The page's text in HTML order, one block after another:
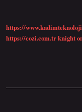
https://
https://cozi.com.trknight